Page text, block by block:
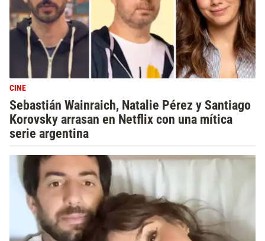
CINE
Sebastián Wainraich, Natalie Pérez y Santiago
Korovsky arrasan en Netflix con una mítica
serie argentina